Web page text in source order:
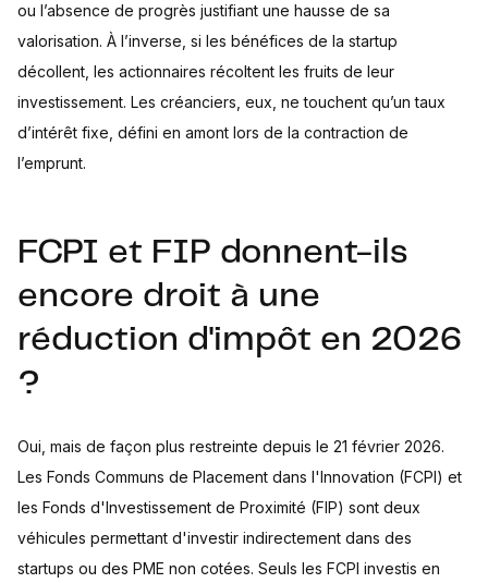
ou l’absence de progrès justifiant une hausse de sa
valorisation. À l’inverse, si les bénéfices de la startup
décollent, les actionnaires récoltent les fruits de leur
investissement. Les créanciers, eux, ne touchent qu’un taux
d’intérêt fixe, défini en amont lors de la contraction de
l’emprunt.
FCPI et FIP donnent-ils
encore droit à une
réduction d'impôt en 2026
?
Oui, mais de façon plus restreinte depuis le 21 février 2026.
Les Fonds Communs de Placement dans l'Innovation (FCPI) et
les Fonds d'Investissement de Proximité (FIP) sont deux
véhicules permettant d'investir indirectement dans des
startups ou des PME non cotées. Seuls les FCPI investis en